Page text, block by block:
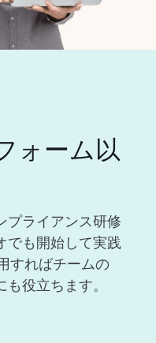
ォーム以
プライアンス研修
でも開始して実践
すればチームの
役立ちます。